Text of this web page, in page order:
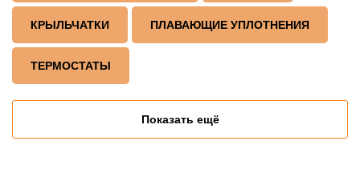
КРЫЛЬЧАТКИ ПЛАВАЮЩИЕ УПЛОТНЕНИЯ
ТЕРМОСТАТЫ
Показать ещё